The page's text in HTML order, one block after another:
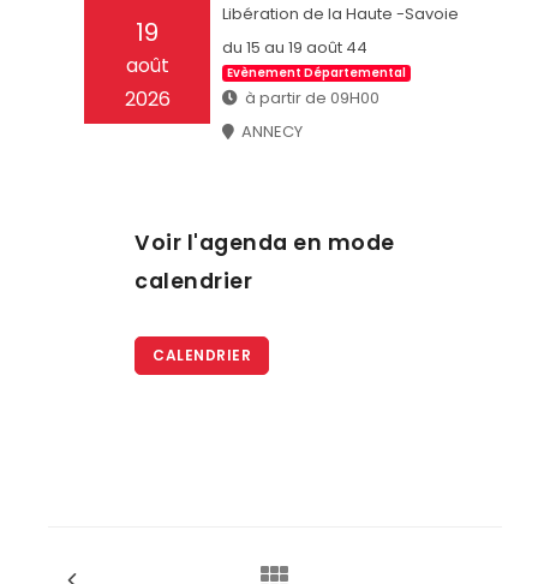
19
août
2026
Libération de la Haute -Savoie
du 15 au 19 août 44
Evènement Départemental
à partir de 09H00
ANNECY
Voir l'agenda en mode
calendrier
CALENDRIER